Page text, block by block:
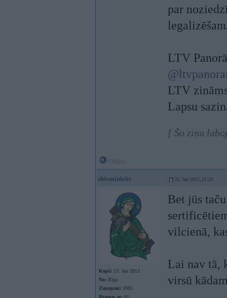
par
LTV
LTV
Lapsu
[ Šo ziņu
shirminieks 31. Jan 2025, 15:26
Kopš: 13. Jan 2013
No: Rīga
Ziņojumi: 2085
Braucu ar: 81
Bet jūs
vilcienā,
Lai nav tā,
virsū